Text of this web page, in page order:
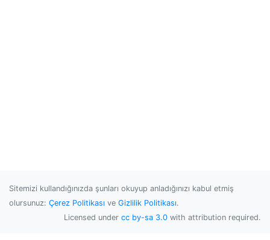
Sitemizi kullandığınızda şunları okuyup anladığınızı kabul etmiş
olursunuz: Çerez Politikası ve Gizlilik Politikası.
Licensed under cc by-sa 3.0 with attribution required.